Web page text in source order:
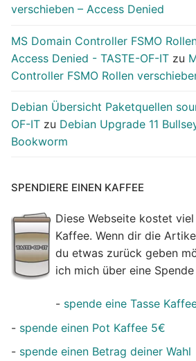
verschieben – Access Denied
MS Domain Controller FSMO
Access Denied - TASTE-OF-IT zu
Controller FSMO Rollen
Debian Übersicht Paketquellen
OF-IT zu Debian Upgrade 11
Bookworm
SPENDIERE EINEN KAFFEE
Diese Webseite kostet
Kaffee. Wenn dir die
du etwas zurück geben
ich mich über eine
- spende eine Tasse
- spende einen Pot Kaffee 5€
- spende einen Betrag deiner Wahl